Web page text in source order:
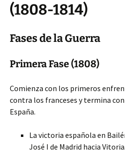
(1808-1814)
Fases de la Guerra
Primera Fase (1808)
Comienza con los primeros
contra los franceses y termina
España.
La victoria española en
José I de Madrid hacia Vitoria.